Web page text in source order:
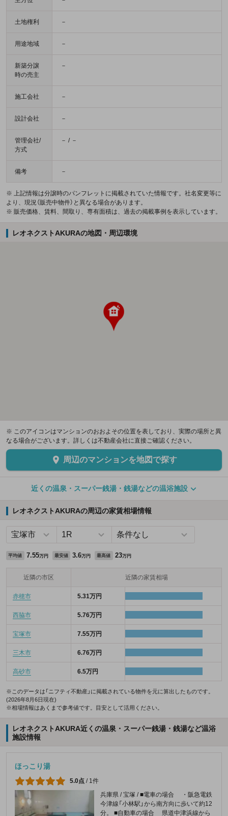
土地権利 －
用途地域 －
新築分譲
時の売主
－
施工会社 －
設計会社 －
管理会社/
方式
－ / －
備考 －
※ 上記情報は分譲時のパンフレットに掲載されていた情報です。社名変更等に
より、現況（販売中物件）と異なる場合があります。
※ 販売価格、賃料、間取り、専有面積は、過去の掲載事例を表示しています。
レオネクストAKURAの地図・周辺環境
※ このアイコンはマンションのおおよその位置を表しており、実際の場所と異
なる場合がございます。詳しくは不動産会社に直接ご確認ください。
周辺のマンションを地図で探す
近くの温泉・スーパー銭湯・銭湯などの温浴施設
レオネクストAKURAの周辺の家賃相場情報
平均値 7.55万円 最安値 3.6万円 最高値 23万円
近隣の市区 近隣の家賃相場
赤穂市 5.31万円
西脇市 5.76万円
宝塚市 7.55万円
三木市 6.76万円
高砂市 6.5万円
※このデータは「ニフティ不動産」に掲載されている物件を元に算出したものです。
(2026年8月6日現在)
※相場情報はあくまで参考値です。目安として活用ください。
レオネクストAKURA近くの温泉・スーパー銭湯・銭湯など温浴
施設情報
ほっこり湯
5.0点 / 1件
兵庫県 / 宝塚 / ■電車の場合 ・阪急電鉄
今津線「小林駅」から南方向に歩いて約12
分。 ■自動車の場合 県道中津浜線から